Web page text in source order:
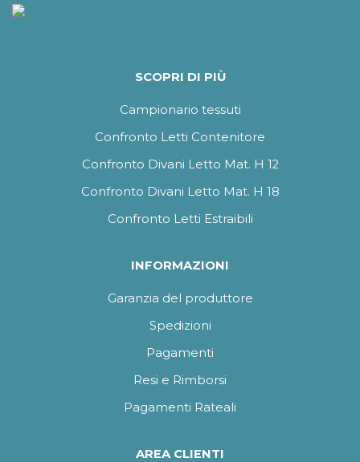
SCOPRI DI PIÙ
Campionario tessuti
Confronto Letti Contenitore
Confronto Divani Letto Mat. H 12
Confronto Divani Letto Mat. H 18
Confronto Letti Estraibili
INFORMAZIONI
Garanzia del produttore
Spedizioni
Pagamenti
Resi e Rimborsi
Pagamenti Rateali
AREA CLIENTI